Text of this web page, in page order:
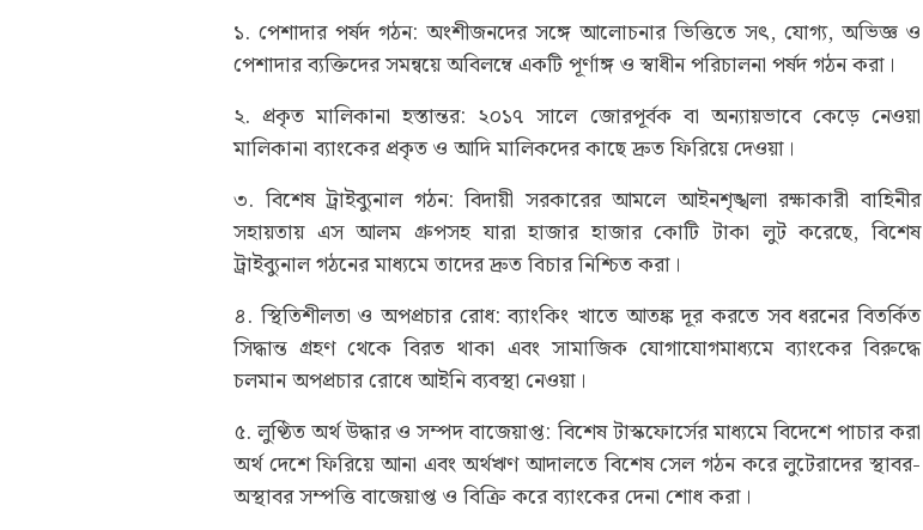
১. পেশাদার পর্ষদ গঠন: অংশীজনদের সঙ্গে আলোচনার ভিত্তিতে সৎ, যোগ্য, অভিজ্ঞ ও
পেশাদার ব্যক্তিদের সমন্বয়ে অবিলম্বে একটি পূর্ণাঙ্গ ও স্বাধীন পরিচালনা পর্ষদ গঠন করা।
২. প্রকৃত মালিকানা হস্তান্তর: ২০১৭ সালে জোরপূর্বক বা অন্যায়ভাবে কেড়ে নেওয়া
মালিকানা ব্যাংকের প্রকৃত ও আদি মালিকদের কাছে দ্রুত ফিরিয়ে দেওয়া।
৩. বিশেষ ট্রাইব্যুনাল গঠন: বিদায়ী সরকারের আমলে আইনশৃঙ্খলা রক্ষাকারী বাহিনীর
সহায়তায় এস আলম গ্রুপসহ যারা হাজার হাজার কোটি টাকা লুট করেছে, বিশেষ
ট্রাইব্যুনাল গঠনের মাধ্যমে তাদের দ্রুত বিচার নিশ্চিত করা।
৪. স্থিতিশীলতা ও অপপ্রচার রোধ: ব্যাংকিং খাতে আতঙ্ক দূর করতে সব ধরনের বিতর্কিত
সিদ্ধান্ত গ্রহণ থেকে বিরত থাকা এবং সামাজিক যোগাযোগমাধ্যমে ব্যাংকের বিরুদ্ধে
চলমান অপপ্রচার রোধে আইনি ব্যবস্থা নেওয়া।
৫. লুণ্ঠিত অর্থ উদ্ধার ও সম্পদ বাজেয়াপ্ত: বিশেষ টাস্কফোর্সের মাধ্যমে বিদেশে পাচার করা
অর্থ দেশে ফিরিয়ে আনা এবং অর্থঋণ আদালতে বিশেষ সেল গঠন করে লুটেরাদের স্থাবর-
অস্থাবর সম্পত্তি বাজেয়াপ্ত ও বিক্রি করে ব্যাংকের দেনা শোধ করা।